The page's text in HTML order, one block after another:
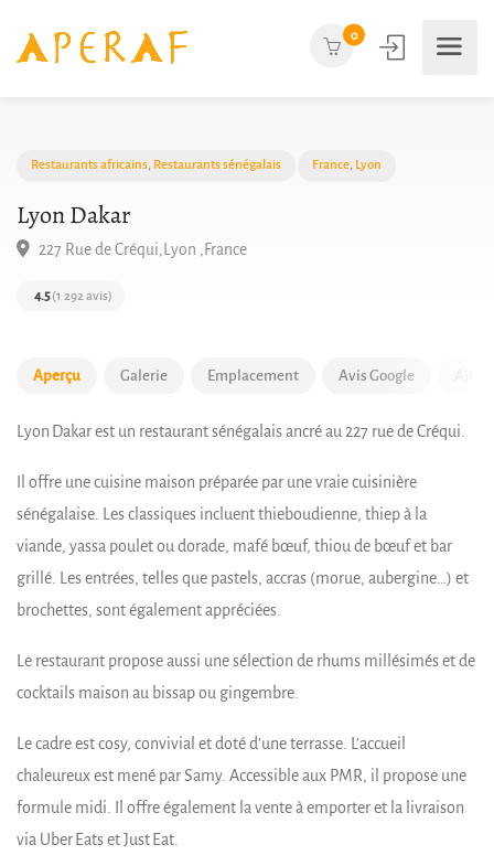
0
Lyon Dakar
Aperçu Galerie Emplacement Avis Google
Lyon Dakar est un restaurant sénégalais ancré au 227 rue de Créqui.
Il offre une cuisine maison préparée par une vraie cuisinière
sénégalaise. Les classiques incluent thieboudienne, thiep à la
viande, yassa poulet ou dorade, mafé bœuf, thiou de bœuf et bar
grillé. Les entrées, telles que pastels, accras (morue, aubergine…) et
brochettes, sont également appréciées.
Le restaurant propose aussi une sélection de rhums millésimés et de
cocktails maison au bissap ou gingembre.
Le cadre est cosy, convivial et doté d’une terrasse. L’accueil
chaleureux est mené par Samy. Accessible aux PMR, il propose une
formule midi. Il offre également la vente à emporter et la livraison
via Uber Eats et Just Eat.